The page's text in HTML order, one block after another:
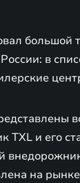
в
и его
на